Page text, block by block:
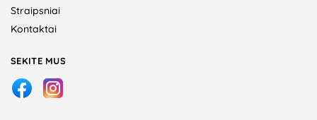
Straipsniai
Kontaktai
SEKITE MUS